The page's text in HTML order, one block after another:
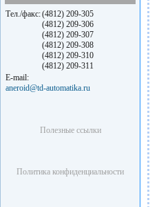
Тел./факс:(4812) 209-305
(4812) 209-306
(4812) 209-307
(4812) 209-308
(4812) 209-310
(4812) 209-311
E-mail:
aneroid@td-automatika.ru
Полезные ссылки
Политика конфиденциальности